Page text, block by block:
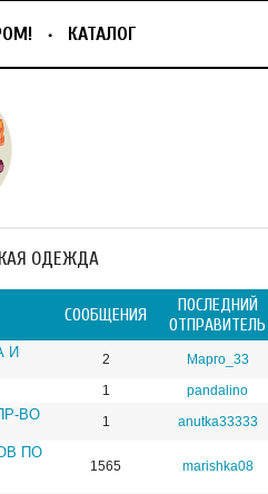
КАТАЛОГ
ОДЕЖДА
СООБЩЕНИЯ
ПОСЛЕДНИЙ
ОТПРАВИТЕЛЬ
И
2 Марго_33
1 pandalino
ВО
1 anutka33333
ПО
1565 marishka08